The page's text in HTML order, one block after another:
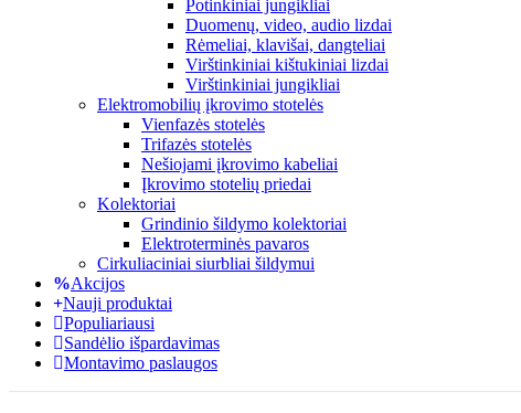
Potinkiniai jungikliai
Duomenų, video, audio lizdai
Rėmeliai, klavišai, dangteliai
Virštinkiniai kištukiniai lizdai
Virštinkiniai jungikliai
Elektromobilių įkrovimo stotelės
Vienfazės stotelės
Trifazės stotelės
Nešiojami įkrovimo kabeliai
Įkrovimo stotelių priedai
Kolektoriai
Grindinio šildymo kolektoriai
Elektroterminės pavaros
Cirkuliaciniai siurbliai šildymui
Akcijos
Nauji produktai
Populiariausi
Sandėlio išpardavimas
Montavimo paslaugos